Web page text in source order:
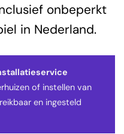
onbeperkt
in Nederland.
of instellen van
en ingesteld